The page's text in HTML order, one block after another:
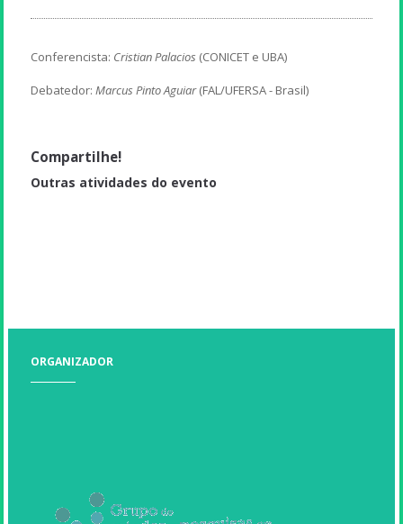
Conferencista: Cristian Palacios (CONICET e UBA)
Debatedor:Marcus Pinto Aguiar(FAL/UFERSA - Brasil)
Compartilhe!
Outras atividades do evento
ORGANIZADOR